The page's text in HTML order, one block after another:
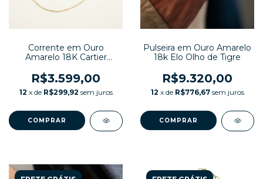
Corrente em Ouro
Amarelo 18K Cartier
R$3.599,00
12 x de R$299,92 sem juros
Pulseira em Ouro Amarelo
18k Elo Olho de Tigre
R$9.320,00
12 x de R$776,67 sem juros
COMPRAR